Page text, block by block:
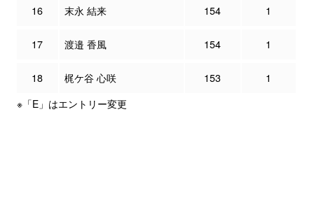
16 末永 結来 154 1
17 渡邉 香風 154 1
18 梶ケ谷 心咲 153
1
※「E」はエントリー変更